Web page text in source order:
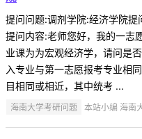
提问问题:调剂学院:经济学院
提问内容:老师您好，我的一志
业课为为宏观经济学，请问是
入专业与第一志愿报考专业相
目相同或相近，其中统考 ...
海南大学考研问题 本站小编 海南